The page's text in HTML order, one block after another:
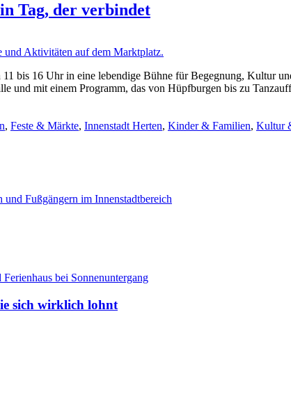
Tag, der verbindet
bis 16 Uhr in eine lebendige Bühne für Begegnung, Kultur
und mit einem Programm, das von Hüpfburgen bis zu
, Feste & Märkte, Innenstadt Herten, Kinder & Familien, Kultur
sich wirklich lohnt